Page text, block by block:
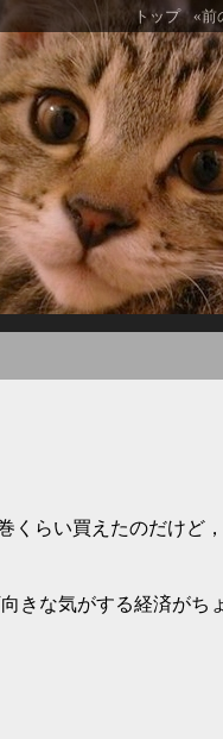
トップ «前
くらい買えたのだけど
きな気がする経済がち